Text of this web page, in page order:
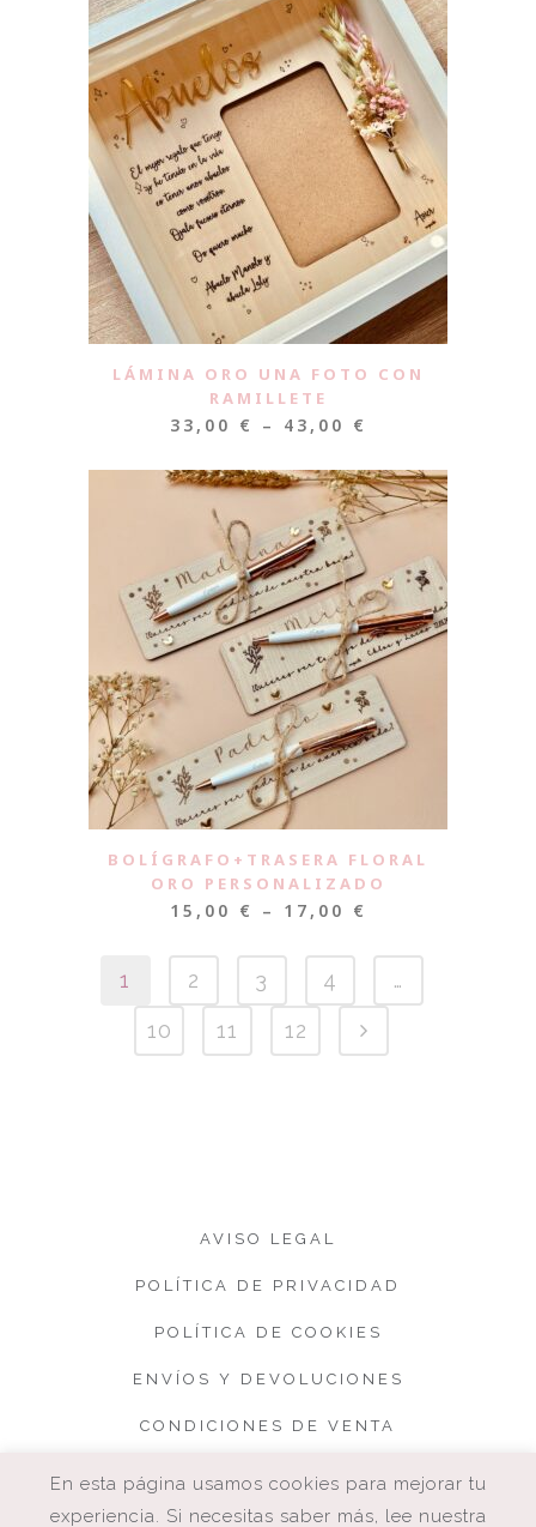
LÁMINA ORO UNA FOTO CON
RAMILLETE
33,00 € – 43,00 €
BOLÍGRAFO+TRASERA FLORAL
ORO PERSONALIZADO
15,00 € – 17,00 €
1 2 3 4
…
10
11 12
AVISO LEGAL
POLÍTICA DE PRIVACIDAD
POLÍTICA DE COOKIES
ENVÍOS Y DEVOLUCIONES
CONDICIONES DE VENTA
En esta página usamos cookies para mejorar tu
experiencia. Si necesitas saber más, lee nuestra